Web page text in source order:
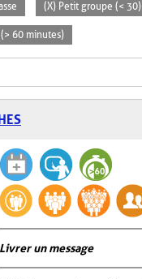
(X) Petit groupe (< 30)
60 minutes)
Livrer un message